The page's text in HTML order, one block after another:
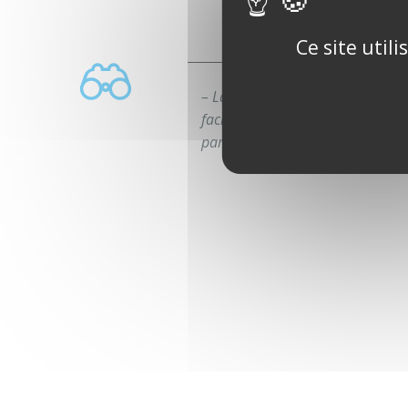
– La main courante doit être
facilement préhensible et
paroi
Ce site